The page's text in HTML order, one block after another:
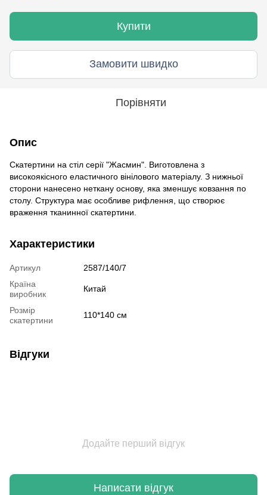
Купити
Замовити швидко
Порівняти
Опис
Скатертини на стіл серії "Жасмин". Виготовлена з
високоякісного еластичного вінілового матеріалу. З нижньої
сторони нанесено неткану основу, яка зменшує ковзання по
столу. Структура має особливе рифлення, що створює
враження тканинної скатертини.
Характеристики
Артикул
2587/140/7
Країна
виробник
Китай
Розмір
скатертини
110*140 см
Відгуки
Додайте перший відгук
Написати відгук